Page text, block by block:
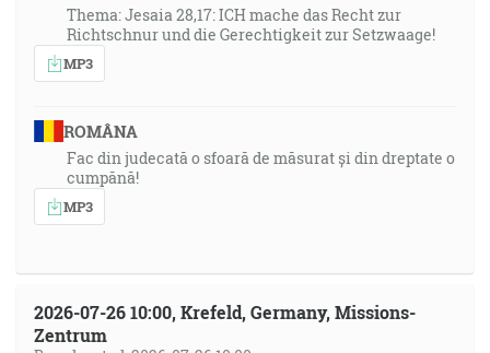
Thema: Jesaia 28,17: ICH mache das Recht zur
Richtschnur und die Gerechtigkeit zur Setzwaage!
MP3
ROMÂNA
Fac din judecată o sfoară de măsurat și din dreptate o
cumpănă!
MP3
2026-07-26 10:00, Krefeld, Germany, Missions-
Zentrum